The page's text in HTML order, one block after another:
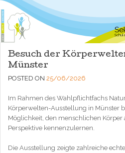
Besuch der
Münster
POSTED ON 25/06/2026
Im Rahmen des Wahlpflichtfachs
Körperwelten-Ausstellung in Münster
Möglichkeit, den menschlichen Körper
Perspektive kennenzulernen.
Die Ausstellung zeigte zahlreiche